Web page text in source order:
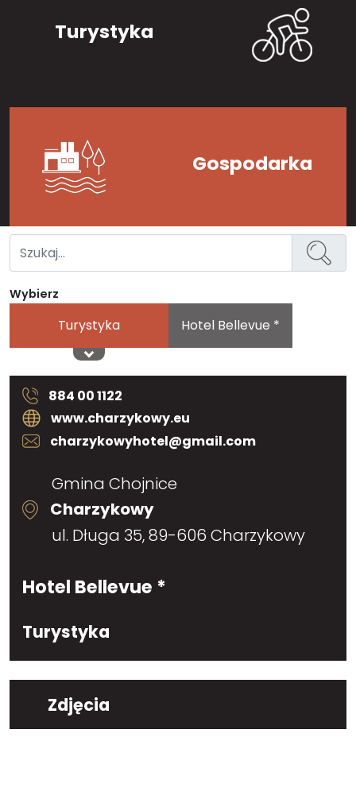
Turystyka
Gospodarka
Wybierz
Turystyka Hotel Bellevue *
884 00 1122
www.charzykowy.eu
charzykowyhotel@gmail.com
Gmina Chojnice
Charzykowy
ul. Długa 35, 89-606 Charzykowy
Hotel Bellevue *
Turystyka
Zdjęcia